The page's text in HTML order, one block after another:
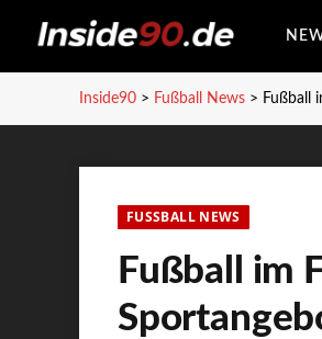
Inside90 > Fußball News > Fußball
FUSSBALL NEWS
Fußball im